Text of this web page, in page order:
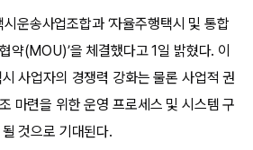
운송사업조합과 ‘자율주행택시 및 통합
약(MOU)’을 체결했다고 1일 밝혔다. 이
사업자의 경쟁력 강화는 물론 사업적 권
마련을 위한 운영 프로세스 및 시스템 구
것으로 기대된다.